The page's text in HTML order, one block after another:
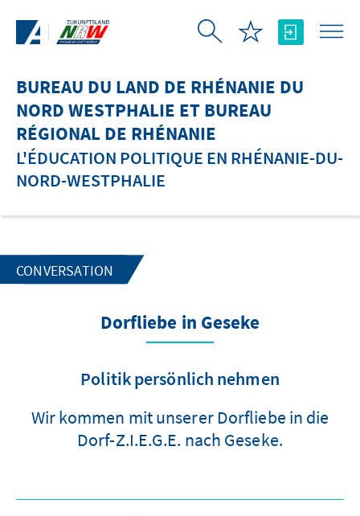
BUREAU DU LAND DE RHÉNANIE DU
NORD WESTPHALIE ET BUREAU
RÉGIONAL DE RHÉNANIE
L'ÉDUCATION POLITIQUE EN RHÉNANIE-DU-
NORD-WESTPHALIE
CONVERSATION
Dorfliebe in Geseke
Politik persönlich nehmen
Wir kommen mit unserer Dorfliebe in die
Dorf-Z.I.E.G.E. nach Geseke.